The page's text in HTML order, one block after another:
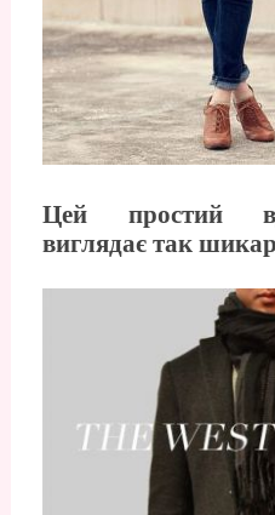
Цей простий
виглядає так